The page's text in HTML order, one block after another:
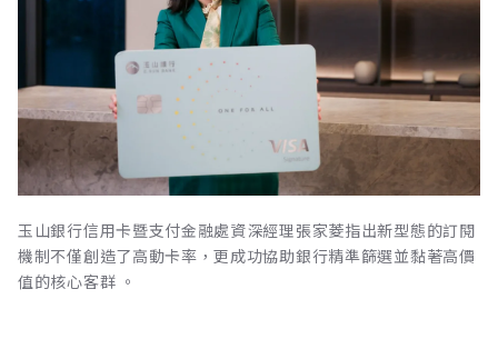
玉山銀行信用卡暨支付金融處資深經理張家菱指出新型態的訂閱
機制不僅創造了高動卡率，更成功協助銀行精準篩選並黏著高價
值的核心客群 。